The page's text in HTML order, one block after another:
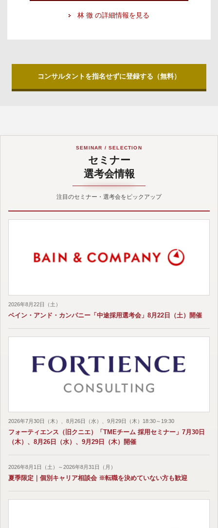
林 徹 の詳細情報を見る
コンサルタントを指名せずに登録する（無料）
SEMINAR / SELECTION
セミナー
選考会情報
注目のセミナー・選考会をピックアップ
2026年8月22日（土）
ベイン・アンド・カンパニー「中途採用選考会」8月22日（土）開催
2026年7月30日（木）、8月26日（水）、9月29日（木）18:30～19:30
フォーティエンス（旧クニエ）「TMEチーム 採用セミナー」7月30日
（木）、8月26日（水）、9月29日（木）開催
2026年8月1日（土）～2026年8月31日（月）
夏季限定｜個別キャリア相談会 ※転職を決めていない方も歓迎